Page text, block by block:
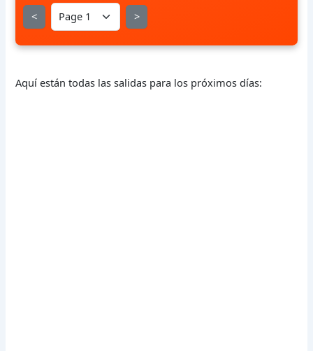
< >
Aquí están todas las salidas para los próximos días: